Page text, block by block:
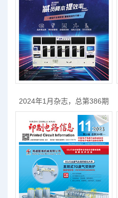
2024年1月杂志，总第386期